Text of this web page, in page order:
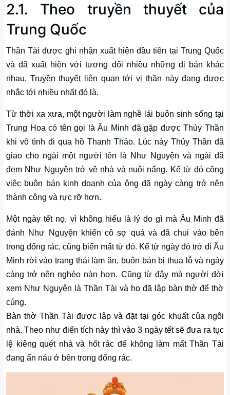
2.1. Theo truyền thuyết của
Trung Quốc
Thần Tài được ghi nhận xuất hiện đầu tiên tại Trung Quốc
và đã xuất hiện với tương đối nhiều những dị bản khác
nhau. Truyền thuyết liên quan tới vị thần này đang được
nhắc tới nhiều nhất đó là.
Từ thời xa xưa, một người làm nghề lái buôn sinh sống tại
Trung Hoa có tên gọi là Âu Minh đã gặp được Thủy Thần
khi vô tình đi qua hồ Thanh Thảo. Lúc này Thủy Thần đã
giao cho ngài một người tên là Như Nguyện và ngài đã
đem Như Nguyện trở về nhà và nuôi nấng. Kể từ đó công
việc buôn bán kinh doanh của ông đã ngày càng trở nên
thành công và rực rỡ hơn.
Một ngày tết nọ, vì không hiểu là lý do gì mà Âu Minh đã
đánh Như Nguyện khiến cô sợ quá và đã chui vào bên
trong đống rác, cũng biến mất từ đó. Kể từ ngày đó trở đi Âu
Minh rời vào trạng thái làm ăn, buôn bán bị thua lỗ và ngày
càng trở nên nghèo nàn hơn. Cũng từ đây mà người đời
xem Như Nguyện là Thần Tài và họ đã lập bàn thờ để thờ
cúng.
Bàn thờ Thần Tài được lập và đặt tại góc khuất của ngôi
nhà. Theo như điển tích này thì vào 3 ngày tết sẽ đưa ra tục
lệ kiêng quét nhà và hốt rác để không làm mất Thần Tài
đang ẩn náu ở bên trong đống rác.